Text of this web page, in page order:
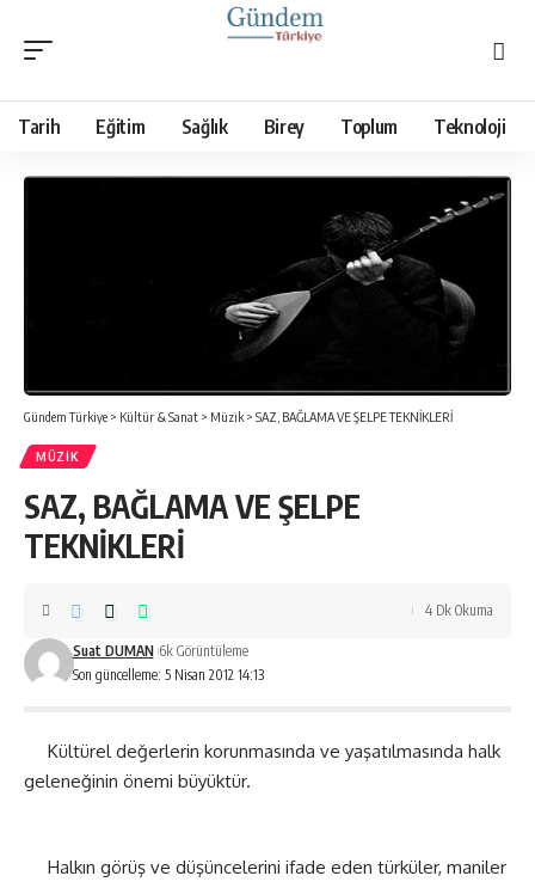
Tarih Eğitim Sağlık Birey Toplum Teknoloji
Gündem Türkiye > Kültür & Sanat > Müzik > SAZ, BAĞLAMA VE ŞELPE TEKNİKLERİ
MÜZIK
SAZ, BAĞLAMA VE ŞELPE
TEKNİKLERİ
Son güncelleme: 5 Nisan 2012 14:13
Suat DUMAN 6k Görüntüleme
4 Dk Okuma
Kültürel değerlerin korunmasında ve yaşatılmasında halk
geleneğinin önemi büyüktür.
Halkın görüş ve düşüncelerini ifade eden türküler, maniler